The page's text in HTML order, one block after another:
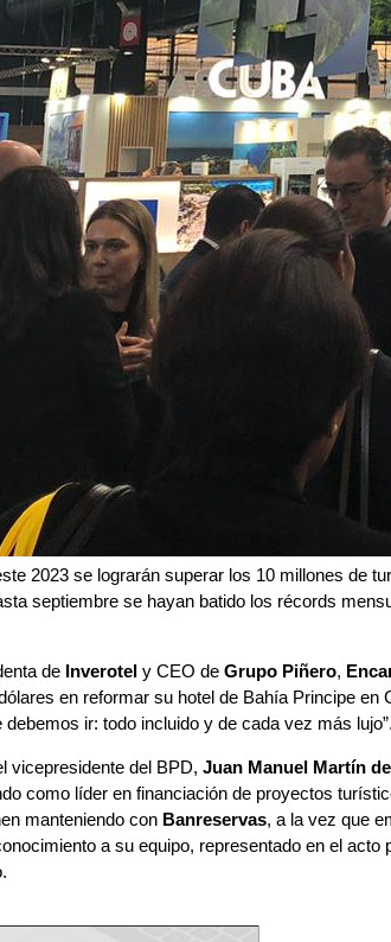
2023 se lograrán superar los 10 millones de
septiembre se hayan batido los récords
de Inverotely CEO de Grupo Piñero,
en reformar su hotel de Bahía Principe en
debemos ir: todo incluido y de cada vez más lujo”.
vicepresidente del BPD, Juan Manuel Martín
como líder en financiación de proyectos
manteniendo con Banreservas, a la vez que
a su equipo, representado en el acto